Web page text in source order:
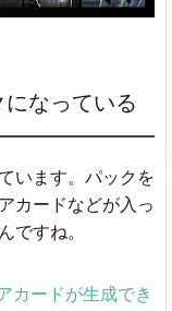
になっている
います。パックを
カードなどが入っ
ですね。
カードが生成でき